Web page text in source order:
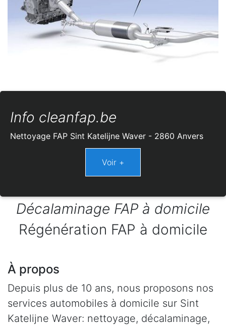
Info cleanfap.be
Nettoyage FAP Sint Katelijne Waver - 2860 Anvers
Décalaminage FAP à domicile
Régénération FAP à domicile
À propos
Depuis plus de 10 ans, nous proposons nos
services automobiles à domicile sur Sint
Katelijne Waver: nettoyage, décalaminage,